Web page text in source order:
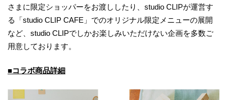
さまに限定ショッパーをお渡ししたり、studio CLIPが運営す
る「studio CLIP CAFE」でのオリジナル限定メニューの展開
など、studio CLIPでしかお楽しみいただけない企画を多数ご
用意しております。
■コラボ商品詳細